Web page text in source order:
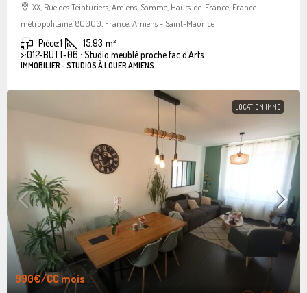
XX, Rue des Teinturiers, Amiens, Somme, Hauts-de-France, France
métropolitaine, 80000, France, Amiens - Saint-Maurice
Pièce:1 15.93 m²
>:012-BUTT-06 : Studio meublé proche fac d'Arts
IMMOBILIER - STUDIOS À LOUER AMIENS
LOCATION IMMO
990€/CC mois